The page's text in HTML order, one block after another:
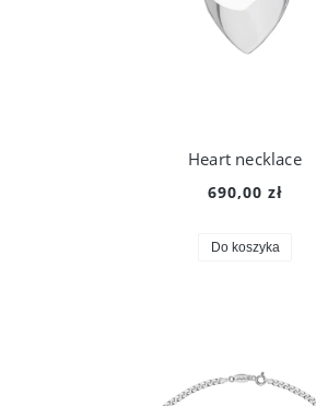
Heart necklace
690,00 zł
Do koszyka